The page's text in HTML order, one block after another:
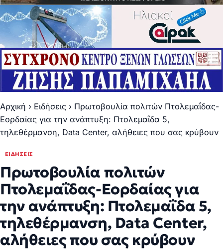
Αρχική › Ειδήσεις › Πρωτοβουλία πολιτών Πτολεμαΐδας-
Εορδαίας για την ανάπτυξη: Πτολεμαΐδα 5,
τηλεθέρμανση, Data Center, αλήθειες που σας κρύβουν
ΕΙΔΉΣΕΙΣ
Πρωτοβουλία πολιτών
Πτολεμαΐδας-Εορδαίας για
την ανάπτυξη: Πτολεμαΐδα 5,
τηλεθέρμανση, Data Center,
αλήθειες που σας κρύβουν